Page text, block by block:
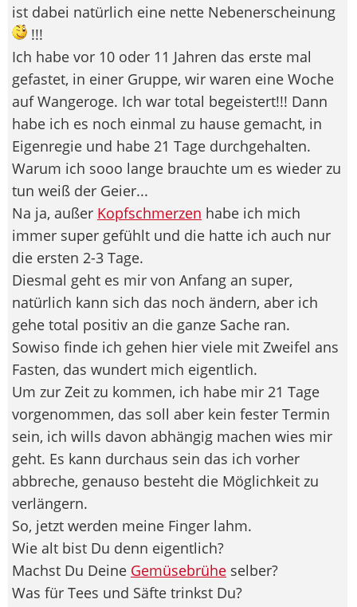
ist dabei natürlich eine nette Nebenerscheinung
!!!
Ich habe vor 10 oder 11 Jahren das erste mal
gefastet, in einer Gruppe, wir waren eine Woche
auf Wangeroge. Ich war total begeistert!!! Dann
habe ich es noch einmal zu hause gemacht, in
Eigenregie und habe 21 Tage durchgehalten.
Warum ich sooo lange brauchte um es wieder zu
tun weiß der Geier...
Na ja, außer Kopfschmerzen habe ich mich
immer super gefühlt und die hatte ich auch nur
die ersten 2-3 Tage.
Diesmal geht es mir von Anfang an super,
natürlich kann sich das noch ändern, aber ich
gehe total positiv an die ganze Sache ran.
Sowiso finde ich gehen hier viele mit Zweifel ans
Fasten, das wundert mich eigentlich.
Um zur Zeit zu kommen, ich habe mir 21 Tage
vorgenommen, das soll aber kein fester Termin
sein, ich wills davon abhängig machen wies mir
geht. Es kann durchaus sein das ich vorher
abbreche, genauso besteht die Möglichkeit zu
verlängern.
So, jetzt werden meine Finger lahm.
Wie alt bist Du denn eigentlich?
Machst Du Deine Gemüsebrühe selber?
Was für Tees und Säfte trinkst Du?